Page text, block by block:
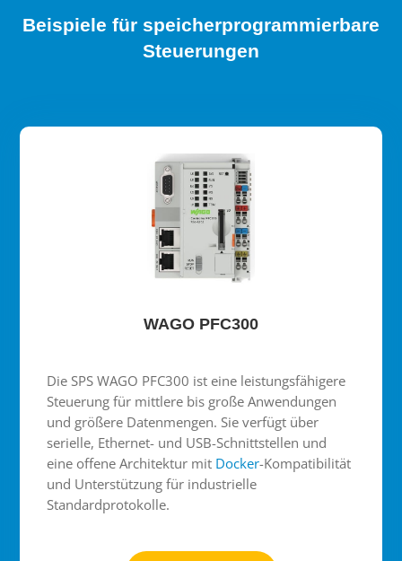
Beispiele für speicherprogrammierbare
Steuerungen
WAGO PFC300
Die SPS WAGO PFC300 ist eine leistungsfähigere
Steuerung für mittlere bis große Anwendungen
und größere Datenmengen. Sie verfügt über
serielle, Ethernet- und USB-Schnittstellen und
eine offene Architektur mit Docker-Kompatibilität
und Unterstützung für industrielle
Standardprotokolle.